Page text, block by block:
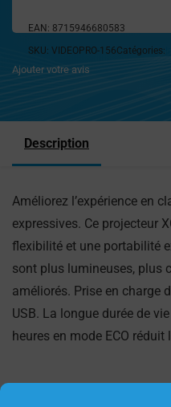
EAN: 8715946680583
SKU: VIDEOPRO-156Catégories:
Ajouter votre avis
Description
Améliorez l’expérience en
expressives. Ce projecteur
flexibilité et une portabilité
sont plus lumineuses, plus
améliorés. Prise en charge
USB. La longue durée de
heures en mode ECO